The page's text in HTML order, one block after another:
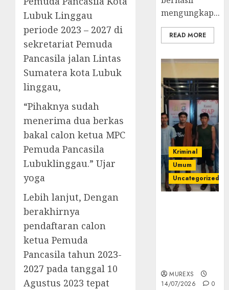
Lubuk Linggau
periode 2023 – 2027 di
sekretariat Pemuda
Pancasila jalan Lintas
Sumatera kota Lubuk
linggau,
“Pihaknya sudah
menerima dua berkas
bakal calon ketua MPC
Pemuda Pancasila
Lubuklinggau.” Ujar
yoga
Lebih lanjut, Dengan
berakhirnya
pendaftaran calon
ketua Pemuda
Pancasila tahun 2023-
2027 pada tanggal 10
Agustus 2023 tepat
mengungkap...
READ MORE
Kriminal
Umum
Uncategorized
MUREXS
14/07/2026
0